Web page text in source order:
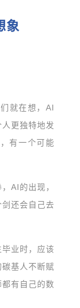
象
就在想，AI
更独特地发
有一个可能
AI的出现，
还会自己去
业时，应该
基人不断赋
有自己的数